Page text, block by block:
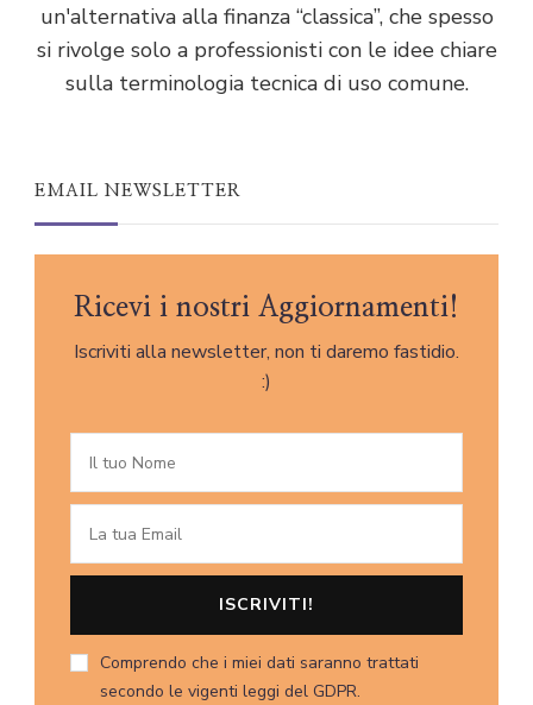
un'alternativa alla finanza “classica”, che spesso
si rivolge solo a professionisti con le idee chiare
sulla terminologia tecnica di uso comune.
EMAIL NEWSLETTER
Ricevi i nostri Aggiornamenti!
Iscriviti alla newsletter, non ti daremo fastidio.
:)
Comprendo che i miei dati saranno trattati
secondo le vigenti leggi del GDPR.